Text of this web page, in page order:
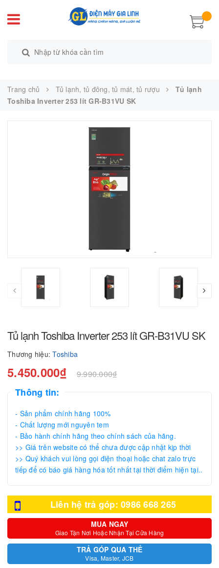
Trang chủ Tủ lạnh, tủ đông, tủ mát, tủ rượu
Tủ lạnh
Toshiba Inverter 253 lít GR-B31VU SK
Tủ lạnh Toshiba Inverter 253 lít GR-B31VU SK
Thương hiệu: Toshiba
5.450.000₫ 9.990.000₫
Thông tin:
- Sản phẩm chính hãng 100%
- Chất lượng mới nguyên tem
- Bảo hành chính hãng theo chính sách của hãng.
>> Giá trên website có thể chưa được cập nhật kịp thời
>> Quý khách vui lòng gọi điện thoại hoặc chat zalo trực
tiếp để có báo giá hàng hóa tốt nhất tại thời điểm hiện tại..
Liên hệ trả góp: 0986 668 265
MUA NGAY
Giao Tận Nơi Hoặc Nhận Tại Cửa Hàng
TRẢ GÓP QUA THẺ
Visa, Master, JCB